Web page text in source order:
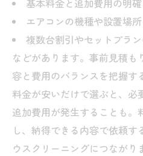
エアコンの機種や設置場
複数台割引やセットプラ
などがあります。事前見積も
容と費用のバランスを把握す
料金が安いだけで選ぶと、必
追加費用が発生することも。
し、納得できる内容で依頼
ウスクリーニングにつながり